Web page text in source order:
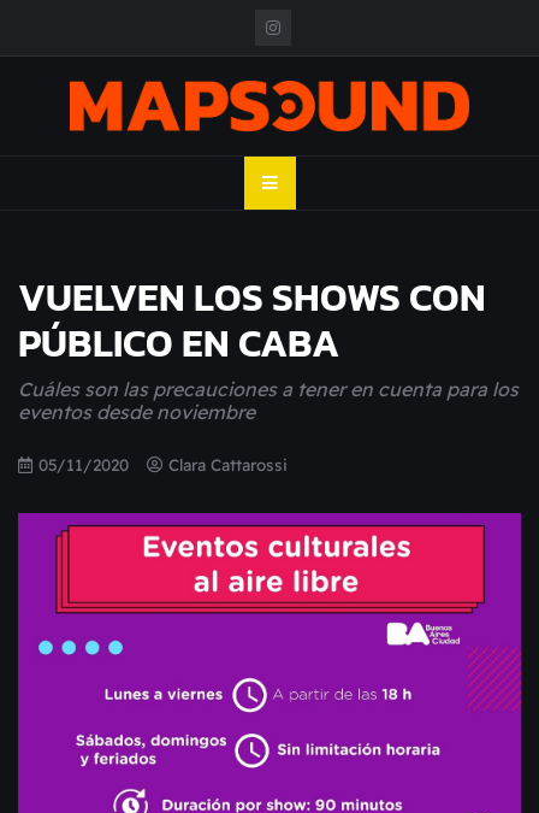
MAPSOUND
VUELVEN LOS SHOWS CON
PÚBLICO EN CABA
Cuáles son las precauciones a tener en cuenta para los
eventos desde noviembre
05/11/2020 Clara Cattarossi